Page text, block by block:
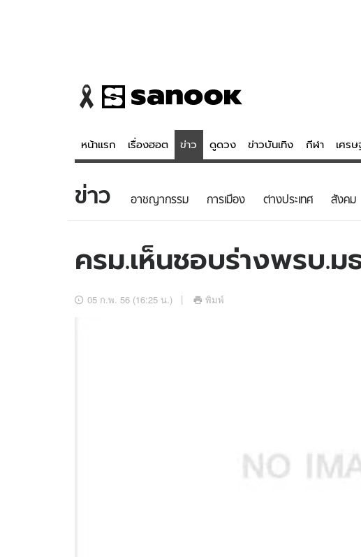
หน้าแรก เรื่องฮอต ข่าว ดูดวง ข่าวบันเทิง กีฬา เศร
ข่าว
ข่าวบันเทิง
ดูดวง - ตรวจหวย
สถิติหวยไทย
ติดตามสนุกโซเชียลได้ที่
ข่าว อาชญากรรม การเมือง ต่างประเทศ สังคม
ครม.เห็นชอบร่างพรบ.
05 ก.พ. 56 (16:25 น.) พิมพ์